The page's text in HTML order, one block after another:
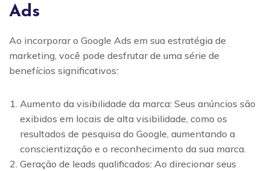
Ads
Ao incorporar o Google Ads em sua estratégia de
marketing, você pode desfrutar de uma série de
benefícios significativos:
Aumento da visibilidade da marca: Seus anúncios são
exibidos em locais de alta visibilidade, como os
resultados de pesquisa do Google, aumentando a
conscientização e o reconhecimento da sua marca.
Geração de leads qualificados: Ao direcionar seus